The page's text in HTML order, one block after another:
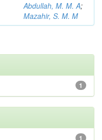
Abdullah, M. M. A;
Mazahir, S. M. M
1
1